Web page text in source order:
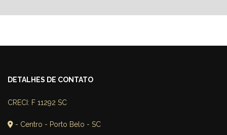
DETALHES DE CONTATO
CRECI: F 11292 SC
- Centro - Porto Belo - SC